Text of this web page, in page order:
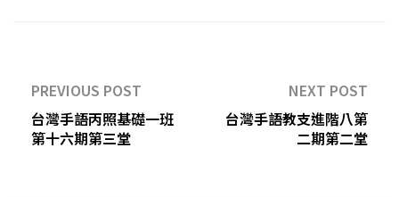
PREVIOUS POST
台灣手語丙照基礎一班
第十六期第三堂
NEXT POST
台灣手語教支進階八第
二期第二堂